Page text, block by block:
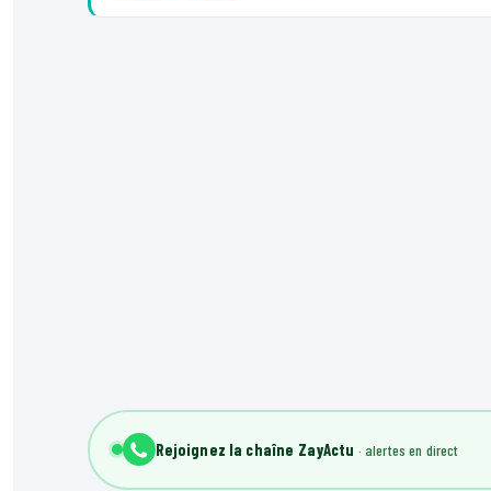
Rejoignez la chaîne ZayActu